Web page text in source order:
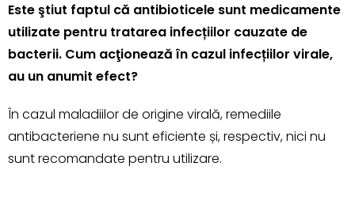
Este ştiut faptul că antibioticele sunt medicamente
utilizate pentru tratarea infecțiilor cauzate de
bacterii. Cum acţionează în cazul infecțiilor virale,
au un anumit efect?
În cazul maladiilor de origine virală, remediile
antibacteriene nu sunt eficiente și, respectiv, nici nu
sunt recomandate pentru utilizare.